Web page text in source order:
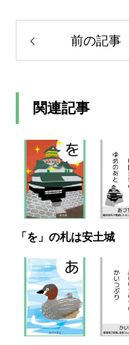
前の記事
関連記事
「を」の札は安土城